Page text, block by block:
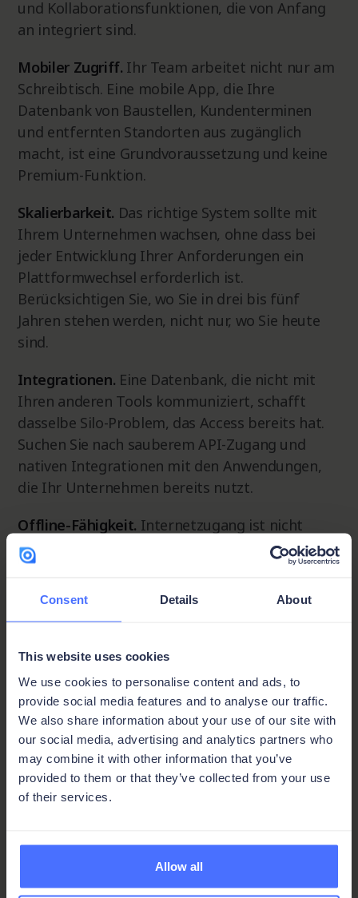
Consent Details About
This website uses cookies
We use cookies to personalise content and ads, to
provide social media features and to analyse our traffic.
We also share information about your use of our site with
our social media, advertising and analytics partners who
may combine it with other information that you’ve
provided to them or that they’ve collected from your use
of their services.
Allow all
und Kollaborationsfunktionen, die von Anfang
an integriert sind.
Mobiler Zugriff. Ihr Team arbeitet nicht nur am
Schreibtisch. Eine mobile App, die Ihre
Datenbank von Baustellen, Kundenterminen
und entfernten Standorten aus zugänglich
macht, ist eine Grundvoraussetzung und keine
Premium-Funktion.
Skalierbarkeit. Das richtige System sollte mit
Ihrem Unternehmen wachsen, ohne dass bei
jeder Entwicklung Ihrer Anforderungen ein
Plattformwechsel erforderlich ist.
Berücksichtigen Sie, wo Sie in drei bis fünf
Jahren stehen werden, nicht nur, wo Sie heute
sind.
Integrationen. Eine Datenbank, die nicht mit
Ihren anderen Tools kommuniziert, schafft
dasselbe Silo-Problem, das Access bereits hat.
Suchen Sie nach sauberem API-Zugang und
nativen Integrationen mit den Anwendungen,
die Ihr Unternehmen bereits nutzt.
Offline-Fähigkeit. Internetzugang ist nicht
immer gewährleistet, insbesondere bei
Außendiensteinsätzen. Die Möglichkeit, offline
praktische Notwendigkeit.
Moderner Funktionsumfang.Automatisierung
und Workflow-Management, Echtzeit-
Zusammenarbeit, erweiterte
Sicherheitskontrollen, Cloud-Speicher,
Datenanalyse und KI-gestützte
Mustererkennung sind keine reinen Enterprise-
Standardumfang der aktuellen Generation von
Datenbankplattformen. Wenn Ihre Access-
Alternative diese nicht bieten kann, gehen Sie